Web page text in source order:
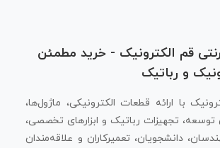
قم الکترونیک - خرید مطمئن
و رباتیک
با ارائه قطعات الکترونیکی، ماژول‌ها،
توسعه، تجهیزات رباتیک و ابزارهای تخصصی،
دانشجویان، تعمیرکاران و علاقه‌مندان